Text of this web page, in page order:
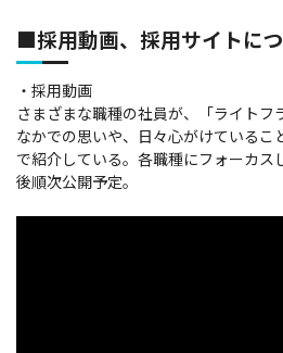
■採用動画、採用サイトに
・採用動画
さまざまな職種の社員が、「ライトフ
なかでの思いや、日々心がけているこ
で紹介している。各職種にフォーカス
後順次公開予定。